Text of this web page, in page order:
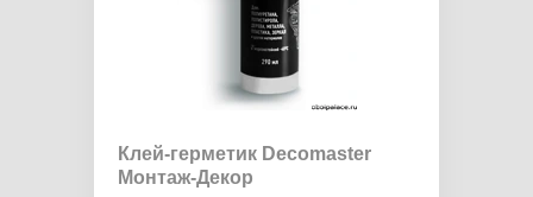
Клей-герметик Decomaster
Монтаж-Декор